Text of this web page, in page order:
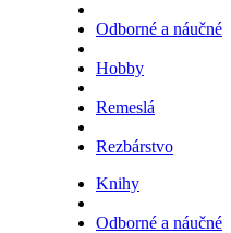
Odborné a náučné
Hobby
Remeslá
Rezbárstvo
Knihy
Odborné a náučné